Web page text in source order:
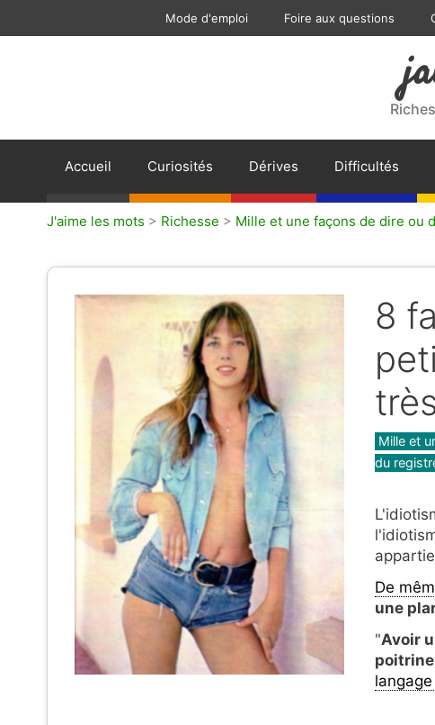
Mode d'emploi Foire aux questions
Accueil Curiosités Dérives Difficultés
J'aime les mots > Richesse > Mille et une façons de dire ou
8
Mille et
du
De
une
"Avoir
poitrine